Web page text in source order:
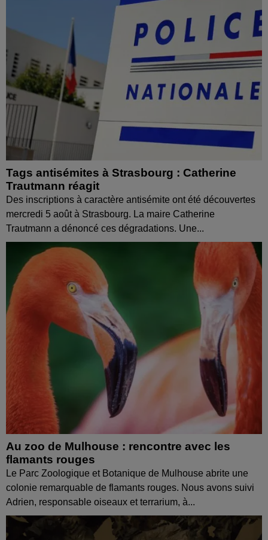
Tags antisémites à Strasbourg : Catherine
Trautmann réagit
Des inscriptions à caractère antisémite ont été découvertes
mercredi 5 août à Strasbourg. La maire Catherine
Trautmann a dénoncé ces dégradations. Une...
Au zoo de Mulhouse : rencontre avec les
flamants rouges
Le Parc Zoologique et Botanique de Mulhouse abrite une
colonie remarquable de flamants rouges. Nous avons suivi
Adrien, responsable oiseaux et terrarium, à...